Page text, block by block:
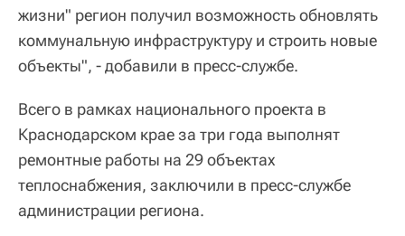
жизни" регион получил возможность обновлять
коммунальную инфраструктуру и строить новые
объекты", - добавили в пресс-службе.
Всего в рамках национального проекта в
Краснодарском крае за три года выполнят
ремонтные работы на 29 объектах
теплоснабжения, заключили в пресс-службе
администрации региона.